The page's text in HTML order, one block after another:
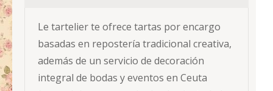
Le tartelier te ofrece tartas por encargo
basadas en repostería tradicional creativa,
además de un servicio de decoración
integral de bodas y eventos en Ceuta